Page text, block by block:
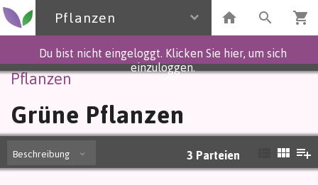
Pflanzen
Du bist nicht eingeloggt. Klicken Sie hier, um sich
einzuloggen.
Pflanzen
Grüne Pflanzen
Beschreibung 3 Parteien